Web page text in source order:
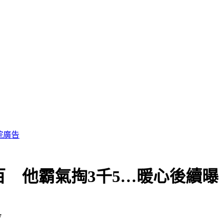
谷 被發現已成白骨遺骸
他霸氣掏3千5…暖心後續曝